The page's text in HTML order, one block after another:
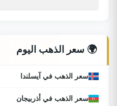
🌍 سعر الذهب اليوم
سعر الذهب في آيسلندا
سعر الذهب في أذربيجان